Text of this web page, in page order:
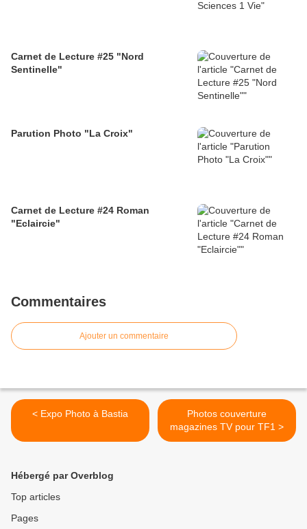
Carnet de Lecture #25 "Nord
Sentinelle"
Parution Photo "La Croix"
Carnet de Lecture #24 Roman
"Eclaircie"
Commentaires
Ajouter un commentaire
< Expo Photo à Bastia
Photos couverture
magazines TV pour TF1 >
Hébergé par Overblog
Top articles
Pages